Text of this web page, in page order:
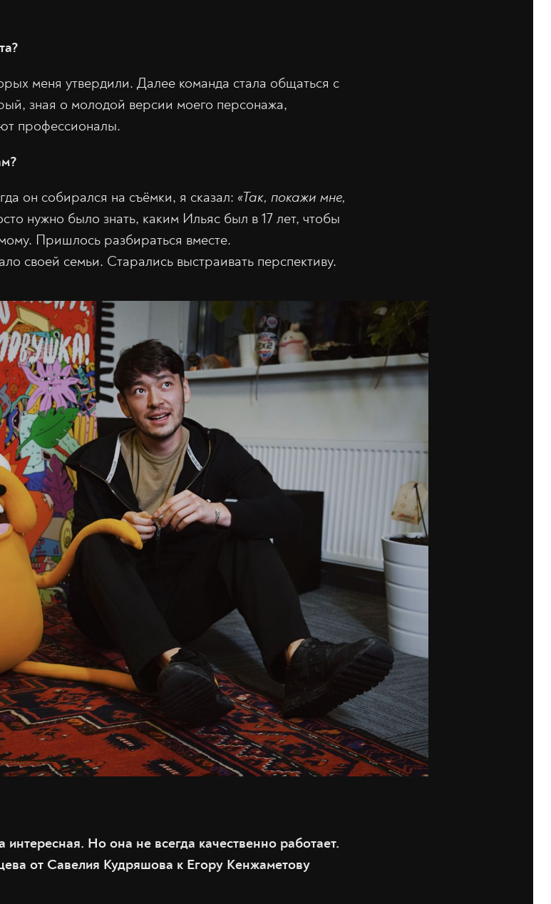
меня утвердили. Далее команда стала общаться с
зная о молодой версии моего персонажа,
профессионалы.
он собирался на съёмки, я сказал: «Так, покажи мне,
нужно было знать, каким Ильяс был в 17 лет, чтобы
Пришлось разбираться вместе.
своей семьи. Старались выстраивать перспективу.
Но она не всегда качественно работает.
от Савелия Кудряшова к Егору Кенжаметову